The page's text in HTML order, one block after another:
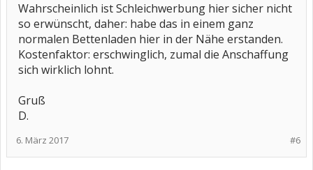
Wahrscheinlich ist Schleichwerbung hier sicher nicht
so erwünscht, daher: habe das in einem ganz
normalen Bettenladen hier in der Nähe erstanden.
Kostenfaktor: erschwinglich, zumal die Anschaffung
sich wirklich lohnt.
Gruß
D.
#6
6. März 2017